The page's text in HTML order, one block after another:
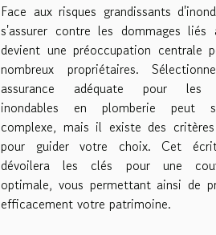
Face aux risques grandissants
s'assurer contre les dommages liés
devient une préoccupation centrale
nombreux propriétaires.
assurance adéquate pour les
inondables en plomberie peut
complexe, mais il existe des
pour guider votre choix. Cet
dévoilera les clés pour une
optimale, vous permettant ainsi de
efficacement votre patrimoine.